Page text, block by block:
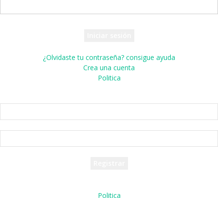
¿Olvidaste tu contraseña? consigue ayuda
Crea una cuenta
Politica
Politica